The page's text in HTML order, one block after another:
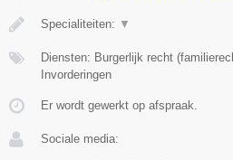
Specialiteiten: ▼
Diensten: Burgerlijk recht
Invorderingen
Er wordt gewerkt op afspraak.
Sociale media: